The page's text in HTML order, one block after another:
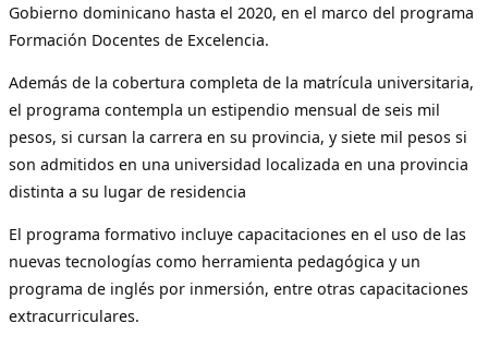
Gobierno dominicano hasta el 2020, en el marco del programa
Formación Docentes de Excelencia.
Además de la cobertura completa de la matrícula universitaria,
el programa contempla un estipendio mensual de seis mil
pesos, si cursan la carrera en su provincia, y siete mil pesos si
son admitidos en una universidad localizada en una provincia
distinta a su lugar de residencia
El programa formativo incluye capacitaciones en el uso de las
nuevas tecnologías como herramienta pedagógica y un
programa de inglés por inmersión, entre otras capacitaciones
extracurriculares.